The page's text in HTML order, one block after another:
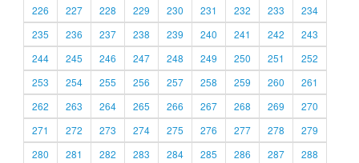
226
227 228 229 230 231 232 233
234
235
236 237 238 239 240 241 242
243
244
245 246 247 248 249 250 251
252
253
254 255 256 257 258 259 260
261
262
263 264 265 266 267 268 269
270
271
272 273 274 275 276 277 278
279
280
281 282 283 284 285 286 287 288